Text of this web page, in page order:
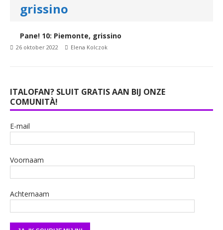
grissino
Pane! 10: Piemonte, grissino
26 oktober 2022 Elena Kolczok
ITALOFAN? SLUIT GRATIS AAN BIJ ONZE
COMUNITÀ!
E-mail
Voornaam
Achternaam